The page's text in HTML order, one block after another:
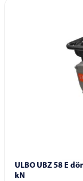
ULBO UBZ 58 E
kN